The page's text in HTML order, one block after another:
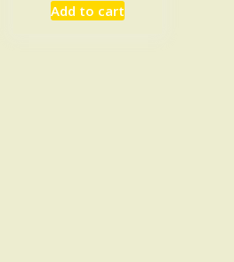
Add to cart